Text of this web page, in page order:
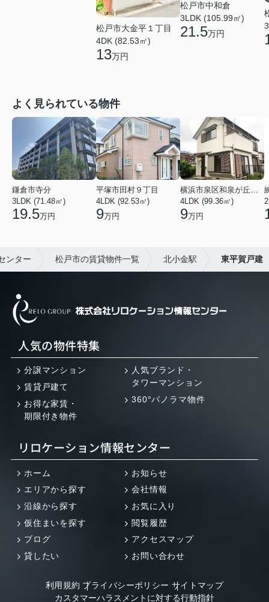
松戸市大金平１丁目
4DK (82.53㎡)
13万円
松戸市中和倉
3LDK (105.99㎡)
21.5万円
よく見られている物件
鎌倉市寺分
3LDK (71.48㎡)
19.5万円
平塚市田村９丁目
4LDK (92.53㎡)
9万円
横浜市泉区和泉が丘３丁目
4LDK (99.36㎡)
9万円
ンター 松戸市の賃貸物件一覧 北小金駅 東平賀戸建
人気の物件特集
分譲マンション
賃貸戸建て
お得な家賃・
期限付き物件
人気ブランド・
タワーマンション
360°パノラマ物件
リロケーション情報センター
ホーム
エリアから探す
沿線から探す
仮住まいを探す
ブログ
貸したい
お知らせ
会社情報
お気に入り
閲覧履歴
アクセスマップ
お問い合わせ
利用規約 プライバシーポリシー サイトマップ
カスタマーハラスメントに対する行動指針